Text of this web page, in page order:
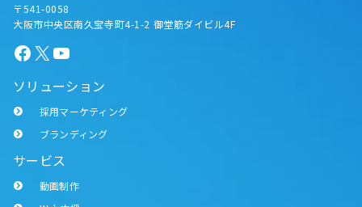
〒541-0058
大阪市中央区南久宝寺町4-1-2 御堂筋ダイビル4F
Facebook
X YouTube
ソリューション
採用マーケティング
ブランディング
サービス
動画制作